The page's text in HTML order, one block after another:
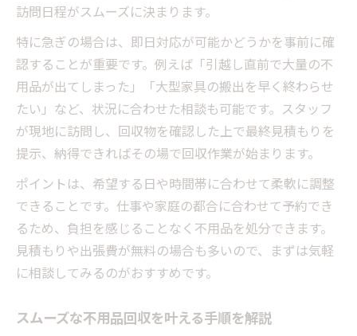
訪問日程がスムーズに決まります。
特に急ぎの場合は、即日対応が可能かどうかを事前に確
認することが重要です。例えば「引越し直前で大量の不
用品が出てしまった」「大型家具の搬出を早く終わらせ
たい」など、状況に合わせた相談も可能です。スタッフ
が現地に訪問し、回収物を確認した上で最終見積もりを
提示、納得できればその場で回収作業が始まります。
ポイントは、希望する日や時間帯に合わせて柔軟に調整
できることです。仕事や家庭の都合に合わせて予約でき
るため、負担を感じることなく不用品を処分できます。
見積もりや出張費が無料の場合も多いので、まずは気軽
に相談してみるのがおすすめです。
スムーズな不用品回収を叶える手順を解説